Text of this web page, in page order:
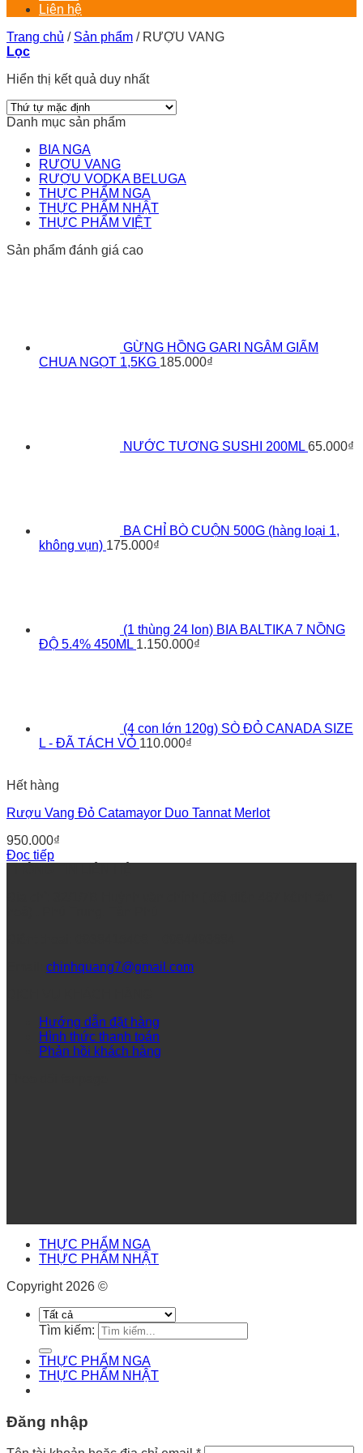
Liên hệ
Trang chủ / Sản phẩm /RƯỢU VANG
Lọc
Hiển thị kết quả duy nhất
Danh mục sản phẩm
BIA NGA
RƯỢU VANG
RƯỢU VODKA BELUGA
THỰC PHẨM NGA
THỰC PHẨM NHẬT
THỰC PHẨM VIỆT
Sản phẩm đánh giá cao
GỪNG HỒNG GARI NGÂM GIẤM
CHUA NGỌT 1,5KG 185.000₫
NƯỚC TƯƠNG SUSHI 200ML 65.000₫
BA CHỈ BÒ CUỘN 500G (hàng loại 1,
không vụn) 175.000₫
(1 thùng 24 lon) BIA BALTIKA 7 NỒNG
ĐỘ 5.4% 450ML 1.150.000₫
(4 con lớn 120g) SÒ ĐỎ CANADA SIZE
L - ĐÃ TÁCH VỎ 110.000₫
Hết hàng
Rượu Vang Đỏ Catamayor Duo Tannat Merlot
950.000₫
Đọc tiếp
chinhquang7@gmail.com
Hướng dẫn đặt hàng
Hình thức thanh toán
Phản hồi khách hàng
THỰC PHẨM NGA
THỰC PHẨM NHẬT
Copyright 2026 ©
Tìm kiếm:
THỰC PHẨM NGA
THỰC PHẨM NHẬT
Đăng nhập